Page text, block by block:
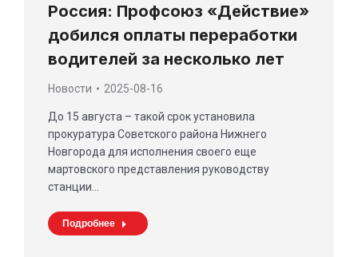
Россия: Профсоюз «Действие»
добился оплаты переработки
водителей за несколько лет
Новости 2025-08-16
До 15 августа – такой срок установила
прокуратура Советского района Нижнего
Новгорода для исполнения своего еще
мартовского представления руководству
станции…
Подробнее